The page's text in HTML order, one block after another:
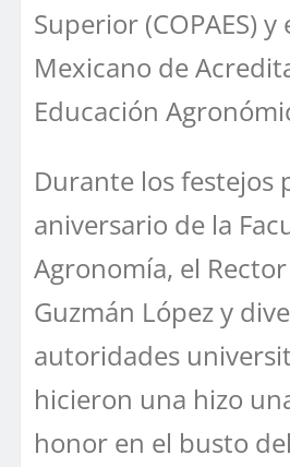
Superior (COPAES)
Mexicano de
Educación
Durante los festejos
aniversario de la
Agronomía, el
Guzmán López y
autoridades
hicieron una hizo
honor en el busto